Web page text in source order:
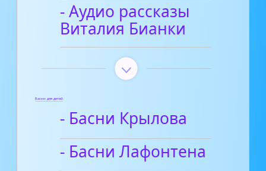
- Аудио рассказы
Виталия Бианки
Басни для детей
- Басни Крылова
- Басни Лафонтена